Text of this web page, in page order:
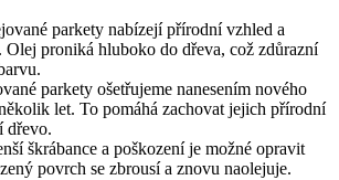
parkety nabízejí přírodní vzhled a
Olej proniká hluboko do dřeva, což zdůrazní
parkety ošetřujeme nanesením nového
let. To pomáhá zachovat jejich přírodní
dřevo.
škrábance a poškození je možné opravit
povrch se zbrousí a znovu naolejuje.